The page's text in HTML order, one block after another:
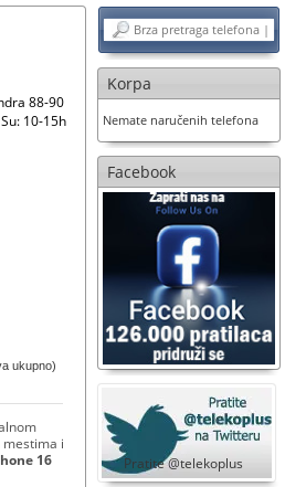
88-90
10-15h
ukupno)
i
16
Korpa
Nemate naručenih telefona
Facebook
Pratite @telekoplus